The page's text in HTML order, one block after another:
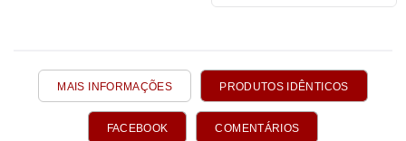
MAIS INFORMAÇÕES PRODUTOS IDÊNTICOS
FACEBOOK COMENTÁRIOS